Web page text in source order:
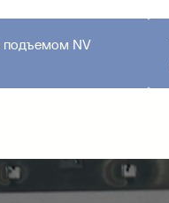
подъемом NV